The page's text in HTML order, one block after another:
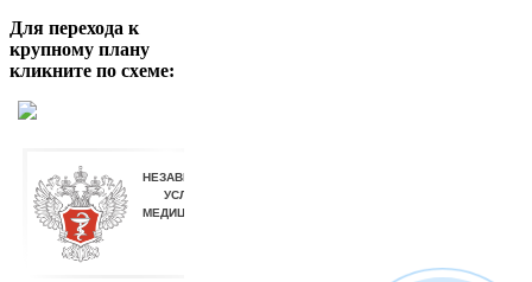
Для перехода к
крупному плану
кликните по схеме: